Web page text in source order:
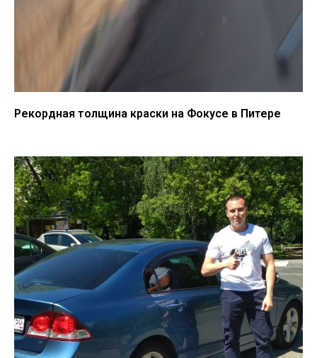
Рекордная толщина краски на Фокусе в Питере